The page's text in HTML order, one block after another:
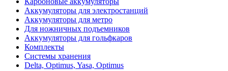
Аккумуляторы для электростанций
Аккумуляторы для метро
Для ножничных подъемников
Аккумуляторы для гольфкаров
Комплекты
Системы хранения
Delta, Optimus, Yasa, Optimus